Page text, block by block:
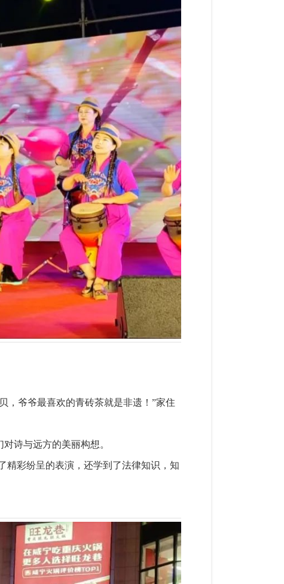
，爷爷最喜欢的青砖茶就是非遗！”家住
诗与远方的美丽构想。
精彩纷呈的表演，还学到了法律知识，知